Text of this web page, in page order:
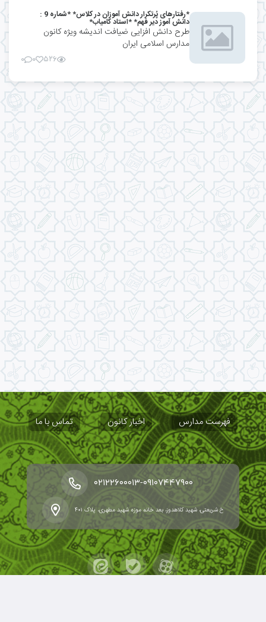
*رفتارهای پُرتکرار دانش آموزان در کلاس* *شماره 9 :
دانش آموز دیر فهم* *استاد کامیاب*
طرح دانش افزایی ضیافت اندیشه ویژه کانون
مدارس اسلامی ایران
۵۲۶ ۰ ۰
فهرست مدارس اخبار کانون تماس با ما
خ شریعتی، شهید کلاهدوز، بعد خانه موزه شهید مطهری، پلاک ۴۰۱
۰۹۱۰۷۴۴۷۹۰۰-۰۲۱۲۲۶۰۰۰۱۳